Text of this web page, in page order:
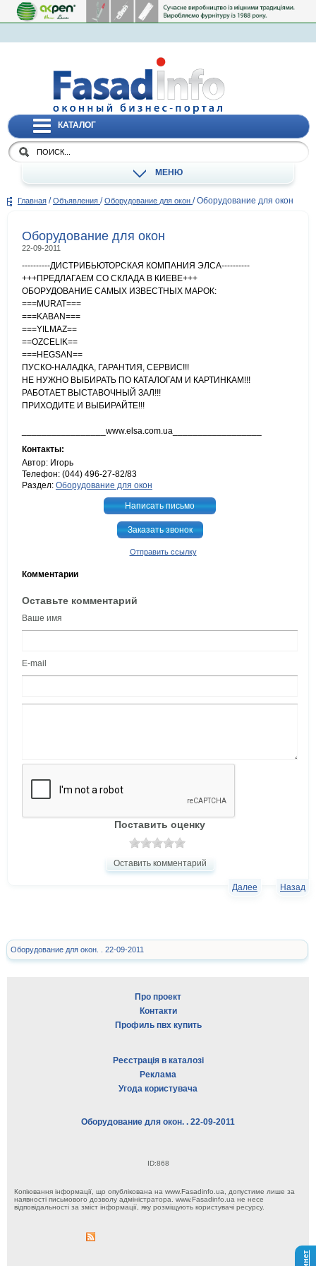
КАТАЛОГ
МЕНЮ
Главная / Объявления / Оборудование для окон / Оборудование для окон
Оборудование для окон
22-09-2011
----------ДИСТРИБЬЮТОРСКАЯ КОМПАНИЯ ЭЛСА----------
+++ПРЕДЛАГАЕМ СО СКЛАДА В КИЕВЕ+++
ОБОРУДОВАНИЕ САМЫХ ИЗВЕСТНЫХ МАРОК:
===MURAT===
===KABAN===
===YILMAZ==
==OZCELIK==
===HEGSAN==
ПУСКО-НАЛАДКА, ГАРАНТИЯ, СЕРВИС!!!
НЕ НУЖНО ВЫБИРАТЬ ПО КАТАЛОГАМ И КАРТИНКАМ!!!
РАБОТАЕТ ВЫСТАВОЧНЫЙ ЗАЛ!!!
ПРИХОДИТЕ И ВЫБИРАЙТЕ!!!
_________________www.elsa.com.ua__________________
Контакты:
Автор: Игорь
Телефон: (044) 496-27-82/83
Раздел: Оборудование для окон
Написать письмо
Заказать звонок
Отправить ссылку
Комментарии
Оставьте комментарий
Ваше имя
E-mail
Поставить оценку
Оставить комментарий
Назад
Далее
Оборудование для окон. . 22-09-2011
Про проект
Контакти
Профиль пвх купить
Реєстрація в каталозі
Реклама
Угода користувача
Оборудование для окон. . 22-09-2011
ID:868
Копіювання інформації, що опублікована на www.Fasadinfo.ua, допустиме лише за
наявності письмового дозволу адміністратора. www.Fasadinfo.ua не несе
відповідальності за зміст інформації, яку розміщують користувачі ресурсу.